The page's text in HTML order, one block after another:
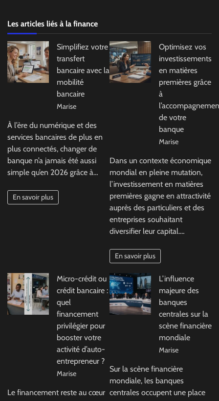
Les articles liés à la finance
Simplifiez votre
transfert
bancaire avec la
mobilité
bancaire
Marise
À l’ère du numérique et des
services bancaires de plus en
plus connectés, changer de
banque n’a jamais été aussi
simple qu’en 2026 grâce à…
En savoir plus
Optimisez vos
investissements
en matières
premières grâce
à
de votre
banque
Marise
Dans un contexte économique
mondial en pleine mutation,
l’investissement en matières
premières gagne en attractivité
auprès des particuliers et des
entreprises souhaitant
diversifier leur capital.…
En savoir plus
Micro-crédit ou
crédit bancaire :
quel
financement
privilégier pour
booster votre
activité d’auto-
entrepreneur ?
Marise
Le financement reste au cœur
L’influence
majeure des
banques
centrales sur la
scène financière
mondiale
Marise
Sur la scène financière
mondiale, les banques
centrales occupent une place